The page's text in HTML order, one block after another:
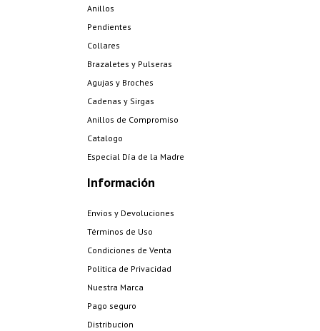
Anillos
Pendientes
Collares
Brazaletes y Pulseras
Agujas y Broches
Cadenas y Sirgas
Anillos de Compromiso
Catalogo
Especial Día de la Madre
Información
Envios y Devoluciones
Términos de Uso
Condiciones de Venta
Politica de Privacidad
Nuestra Marca
Pago seguro
Distribucion